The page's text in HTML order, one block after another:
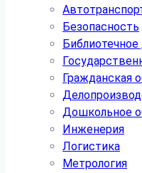
Безопасность
Библиотечное
Гражданская
Дошкольное
Инженерия
Логистика
Метрология